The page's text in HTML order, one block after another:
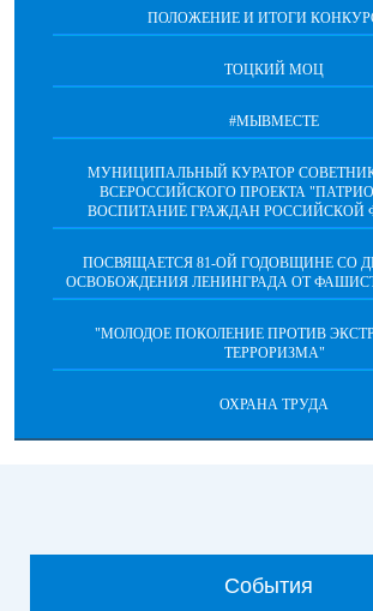
ПОЛОЖЕНИЕ И ИТОГИ
ТОЦКИЙ МОЦ
#МЫВМЕСТЕ
МУНИЦИПАЛЬНЫЙ КУРАТОР
ВСЕРОССИЙСКОГО ПРОЕКТА
ВОСПИТАНИЕ ГРАЖДАН РОССИЙСКОЙ
ПОСВЯЩАЕТСЯ 81-ОЙ ГОДОВЩИНЕ СО
ОСВОБОЖДЕНИЯ ЛЕНИНГРАДА ОТ
"МОЛОДОЕ ПОКОЛЕНИЕ ПРОТИВ
ТЕРРОРИЗМА"
ОХРАНА ТРУДА
События